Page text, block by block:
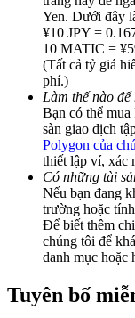
BTC Welcome
Deposit &
Yen. Dưới đây
¥10 JPY =
10 MATIC =
(Tất cả tỷ giá
phí.)
Làm thế nào
Bạn có thể mua
sàn giao dịch
Polygon của
thiết lập ví, xác
Có những tài
Nếu bạn đang
trường hoặc
Để biết thêm
chúng tôi để
danh mục hoặc
Tuyên bố